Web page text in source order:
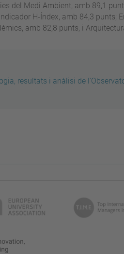
del Medi Ambient, amb 89,1
H-Índex, amb 84,3 punts;
amb 82,8 punts, i
resultats i anàlisi de